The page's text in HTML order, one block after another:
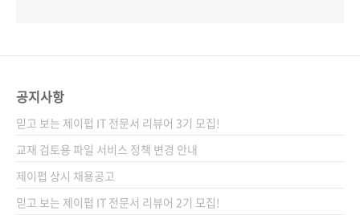
공지사항
믿고 보는 제이펍 IT 전문서 리뷰어 3기 모집!
교재 검토용 파일 서비스 정책 변경 안내
제이펍 상시 채용공고
믿고 보는 제이펍 IT 전문서 리뷰어 2기 모집!